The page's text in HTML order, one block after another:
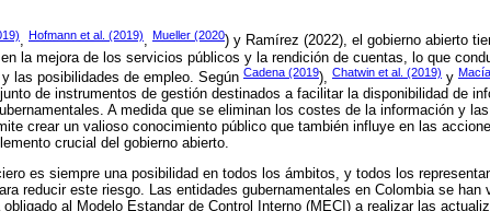
, Hofmann et al. (2019), Mueller (2020) y Ramírez (2022), el gobierno abierto
la mejora de los servicios públicos y la rendición de cuentas, lo que
las posibilidades de empleo. Según Cadena (2019), Chatwin et al. (2019) y
de instrumentos de gestión destinados a facilitar la disponibilidad de
A medida que se eliminan los costes de la información y
crear un valioso conocimiento público que también influye en las
crucial del gobierno abierto.
es siempre una posibilidad en todos los ámbitos, y todos los
reducir este riesgo. Las entidades gubernamentales en Colombia se
al Modelo Estandar de Control Interno (MECI) a realizar las